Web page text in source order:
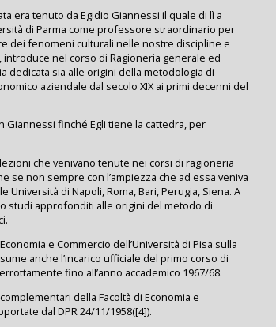
era tenuto da Egidio Giannessi il quale di lì a
di Parma come professore straordinario per
dei fenomeni culturali nelle nostre discipline e
nel corso di Ragioneria generale ed
dedicata sia alle origini della metodologia di
aziendale dal secolo XIX ai primi decenni del
finché Egli tiene la cattedra, per
che venivano tenute nei corsi di ragioneria
se non sempre con l’ampiezza che ad essa veniva
di Napoli, Roma, Bari, Perugia, Siena. A
studi approfonditi alle origini del metodo di
e Commercio dell’Università di Pisa sulla
anche l’incarico ufficiale del primo corso di
fino all’anno accademico 1967/68.
della Facoltà di Economia e
dal DPR 24/11/1958([4]).